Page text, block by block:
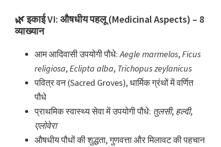
🌿 इकाई VI: औषधीय पहलू (Medicinal Aspects) – 8
व्याख्यान
आम आदिवासी उपयोगी पौधे:Aegle marmelos,Ficus
religiosa,Eclipta alba, Trichopus zeylanicus
पवित्र वन (Sacred Groves), धार्मिक ग्रंथों में वर्णित
पौधे
प्राथमिक स्वास्थ्य सेवा में उपयोगी पौधे: तुलसी, हल्दी,
एलोवेरा
औषधीय पौधों की शुद्धता, गुणवत्ता और मिलावट की पहचान